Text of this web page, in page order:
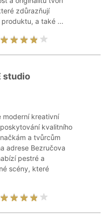
zdůrazňují
a také ...
studio
moderní kreativní
kvalitního
a tvůrcům
adrese Bezručova
pestré a
scény, které